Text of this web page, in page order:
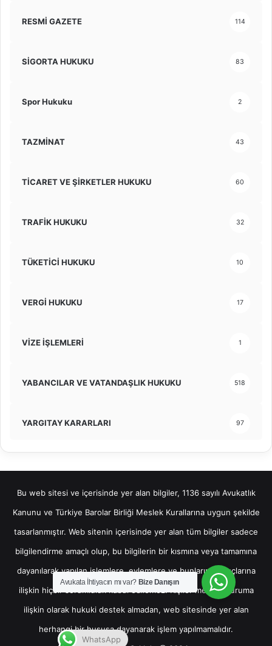
RESMİ GAZETE 114
SİGORTA HUKUKU 83
Spor Hukuku 2
TAZMİNAT 43
TİCARET VE ŞİRKETLER HUKUKU 60
TRAFİK HUKUKU 32
TÜKETİCİ HUKUKU 10
VERGİ HUKUKU 17
VİZE İŞLEMLERİ 1
YABANCILAR VE VATANDAŞLIK HUKUKU 518
YARGITAY KARARLARI 97
Bu web sitesi ve içerisinde yer alan bilgiler, 1136 sayılı Avukatlık
Kanunu ve Türkiye Barolar Birliği Meslek Kurallarına uygun şekilde
tasarlanmıştır. Web sitenin içerisinde yer alan tüm bilgiler sadece
bilgilendirme amaçlı olup, bu bilgilerin bir kısmına veya tamamına
dayanılarak yapılan işlemlere, eylemlere ve bunların sonuçlarına
ilişkin hiçbir sorumluluk kabul edilemez. Kişiler mevcut duruma
ilişkin olarak hukuki destek almadan, web sitesinde yer alan
herhangi bir hususa dayanarak işlem yapılmamalıdır.
Avukata İhtiyacın mı var? Bize Danışın
WhatsApp